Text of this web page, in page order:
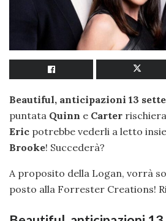
Beautiful, anticipazioni 13
puntata Quinn e Carter
Eric potrebbe vederli a letto
Brooke! Succederà?
A proposito della Logan, vorrà
posto alla Forrester Creations!